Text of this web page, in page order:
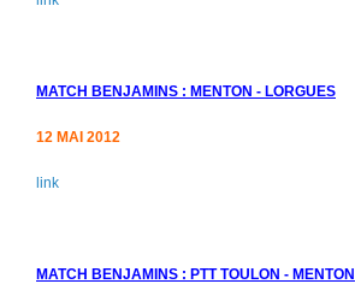
MATCH BENJAMINS : MENTON - LORGUES
12 MAI 2012
link
MATCH BENJAMINS : PTT TOULON - MENTON